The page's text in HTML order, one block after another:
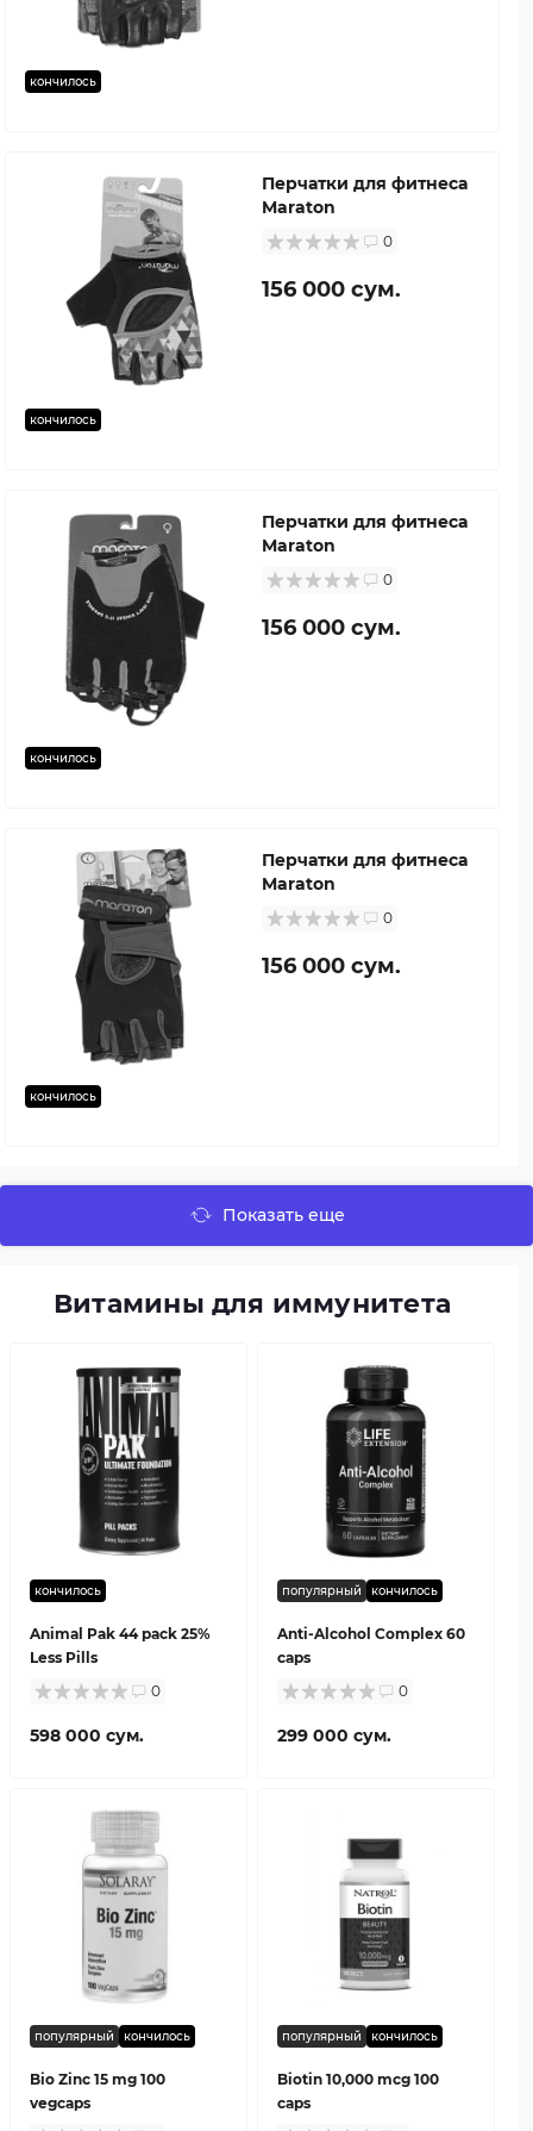
кончилось
кончилось
Перчатки для фитнеса
Maraton
0
156 000 сум.
кончилось
Перчатки для фитнеса
Maraton
0
156 000 сум.
кончилось
Перчатки для фитнеса
Maraton
0
156 000 сум.
Показать еще
Витамины для иммунитета
кончилось
Animal Pak 44 pack 25%
Less Pills
0
598 000 сум.
популярный кончилось
Anti-Alcohol Complex 60
caps
0
299 000 сум.
популярный кончилось
Bio Zinc 15 mg 100
vegcaps
популярный кончилось
Biotin 10,000 mcg 100
caps